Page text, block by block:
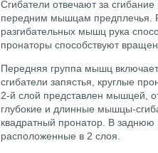
Сгибатели отвечают за
передним мышцам предплечья.
разгибательных мышц рука
пронаторы способствуют
Передняя группа мышц
сгибатели запястья, круглые
2-й слой представлен мышцей,
глубокие и длинные мышцы-
квадратный пронатор. В заднюю
расположенные в 2 слоя.